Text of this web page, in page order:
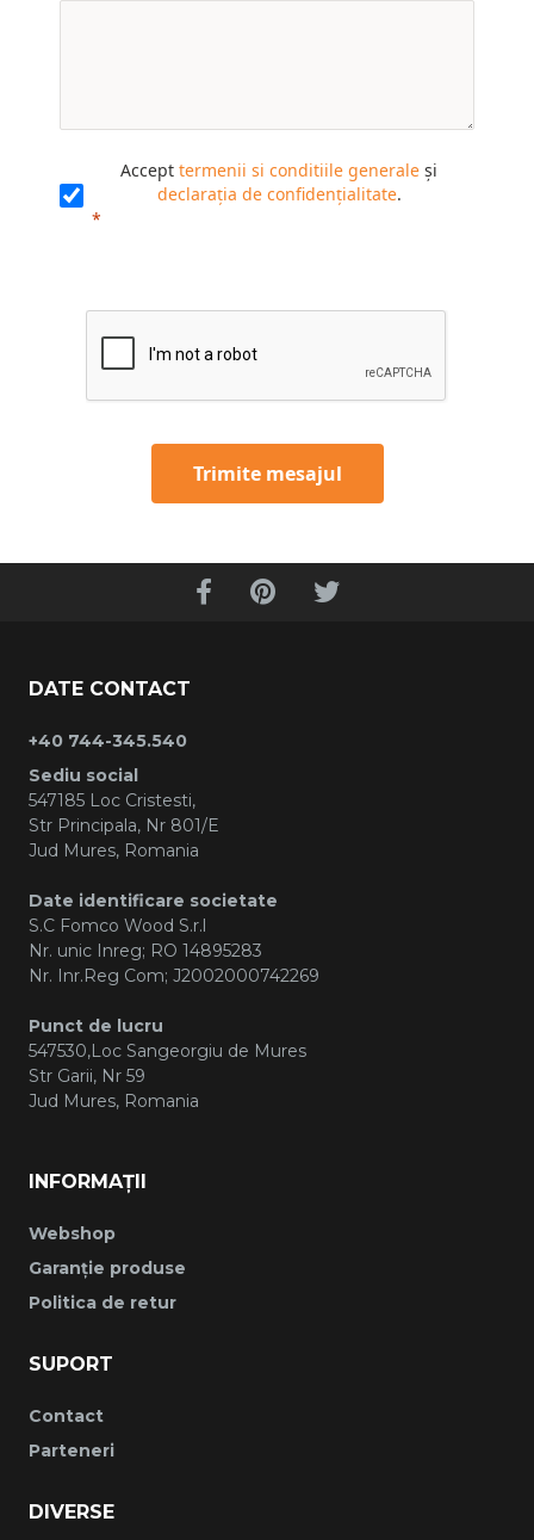
Accept termenii si conditiile generale și
declarația de confidențialitate.
Trimite mesajul
DATE CONTACT
+40 744-345.540
Sediu social
547185 Loc Cristesti,
Str Principala, Nr 801/E
Jud Mures, Romania
Date identificare societate
S.C Fomco Wood S.r.l
Nr. unic Inreg; RO 14895283
Nr. Inr.Reg Com; J2002000742269
Punct de lucru
547530,Loc Sangeorgiu de Mures
Str Garii, Nr 59
Jud Mures, Romania
INFORMAȚII
Webshop
Garanție produse
Politica de retur
SUPORT
Contact
Parteneri
DIVERSE